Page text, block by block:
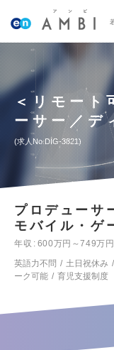
＜リモート
ーサー／デ
求人No.DIG-3821
プロデューサ
モバイル・ゲ
年収
600万円～749万円
英語力不問
土日祝休み
ーク可能
育児支援制度